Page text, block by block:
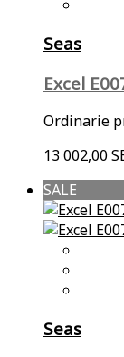
Seas
Excel
Ordinarie
13 002,00
SALE
Seas